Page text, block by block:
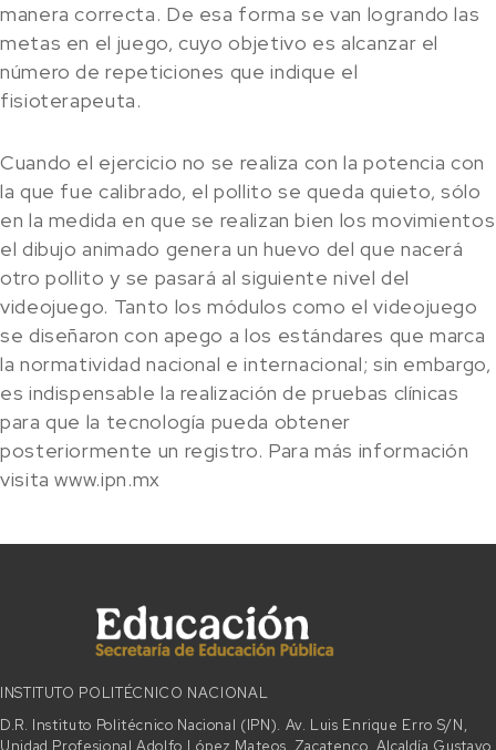
manera correcta. De esa forma se van logrando las
metas en el juego, cuyo objetivo es alcanzar el
número de repeticiones que indique el
fisioterapeuta.
Cuando el ejercicio no se realiza con la potencia con
la que fue calibrado, el pollito se queda quieto, sólo
en la medida en que se realizan bien los movimientos
el dibujo animado genera un huevo del que nacerá
otro pollito y se pasará al siguiente nivel del
videojuego. Tanto los módulos como el videojuego
se diseñaron con apego a los estándares que marca
la normatividad nacional e internacional; sin embargo,
es indispensable la realización de pruebas clínicas
para que la tecnología pueda obtener
posteriormente un registro. Para más información
visita www.ipn.mx
INSTITUTO POLITÉCNICO NACIONAL
D.R. Instituto Politécnico Nacional (IPN). Av. Luis Enrique Erro S/N,